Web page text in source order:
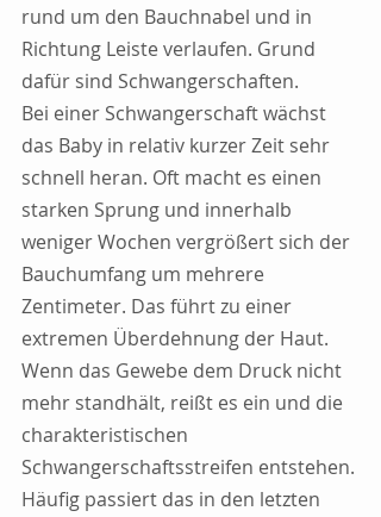
rund um den Bauchnabel und in
Richtung Leiste verlaufen. Grund
dafür sind Schwangerschaften.
Bei einer Schwangerschaft wächst
das Baby in relativ kurzer Zeit sehr
schnell heran. Oft macht es einen
starken Sprung und innerhalb
weniger Wochen vergrößert sich der
Bauchumfang um mehrere
Zentimeter. Das führt zu einer
extremen Überdehnung der Haut.
Wenn das Gewebe dem Druck nicht
mehr standhält, reißt es ein und die
charakteristischen
Schwangerschaftsstreifen entstehen.
Häufig passiert das in den letzten